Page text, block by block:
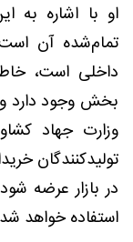
او با اشاره به
تمام‌شده آن
داخلی است،
بخش وجود دارد و
وزارت جهاد
تولیدکنندگان
در بازار عرضه
استفاده خواهد